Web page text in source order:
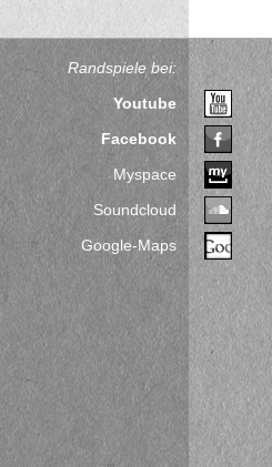
Randspiele bei:
Youtube
Facebook
Myspace
Soundcloud
Google-Maps